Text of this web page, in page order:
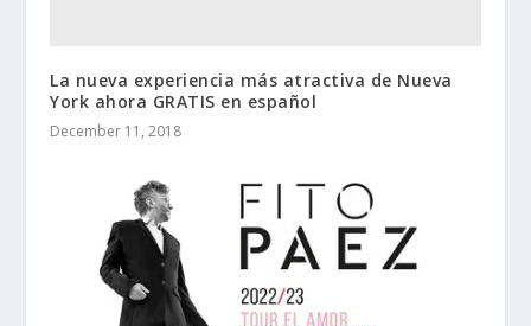
La nueva experiencia más atractiva de Nueva
York ahora GRATIS en español
December 11, 2018